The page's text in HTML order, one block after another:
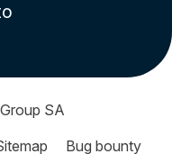
SA
Bug bounty